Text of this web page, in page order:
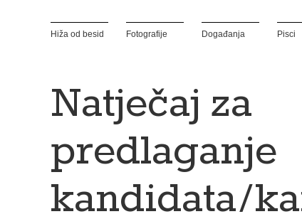
Hiža od besid Fotografije Događanja Pisci
Natječaj za
predlaganje
kandidata/